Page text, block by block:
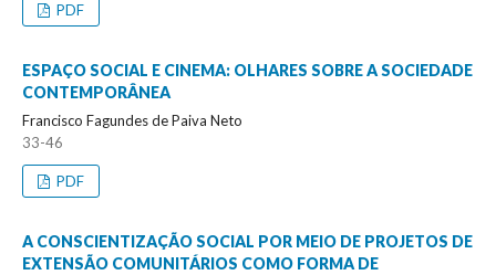
PDF
ESPAÇO SOCIAL E CINEMA: OLHARES SOBRE A SOCIEDADE
CONTEMPORÂNEA
Francisco Fagundes de Paiva Neto
33-46
PDF
A CONSCIENTIZAÇÃO SOCIAL POR MEIO DE PROJETOS DE
EXTENSÃO COMUNITÁRIOS COMO FORMA DE